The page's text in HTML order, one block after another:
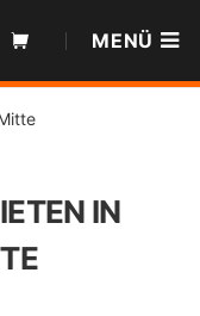
MENÜ
IN